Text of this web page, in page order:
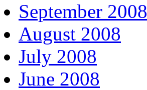
September 2008
August 2008
July 2008
June 2008